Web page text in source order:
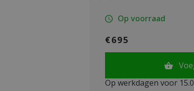
Op voorraad
€695
Op werkdagen voor